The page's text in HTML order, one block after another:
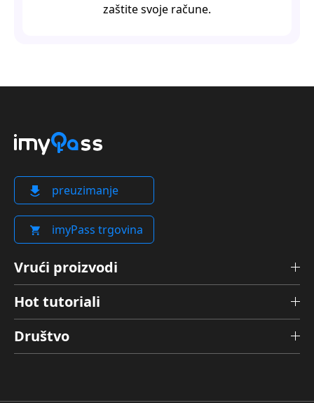
zaštite svoje račune.
preuzimanje
imyPass trgovina
Vrući proizvodi
Hot tutoriali
Društvo